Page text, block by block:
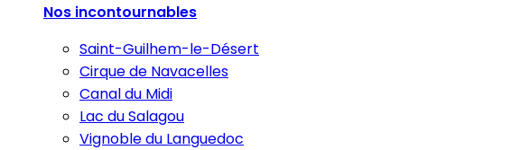
Nos incontournables
Saint-Guilhem-le-Désert
Cirque de Navacelles
Canal du Midi
Lac du Salagou
Vignoble du Languedoc